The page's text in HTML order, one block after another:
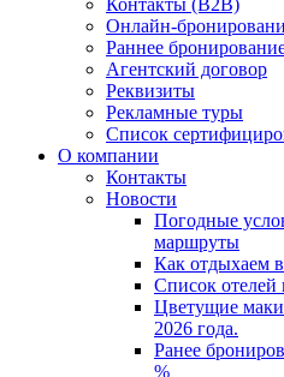
Контакты (B2B)
Онлайн-
Раннее
Агентский договор
Реквизиты
Рекламные туры
Список
О компании
Контакты
Новости
Погодные
маршруты
Как отдыхаем
Список
Цветущие маки
2026 года.
Ранее
%